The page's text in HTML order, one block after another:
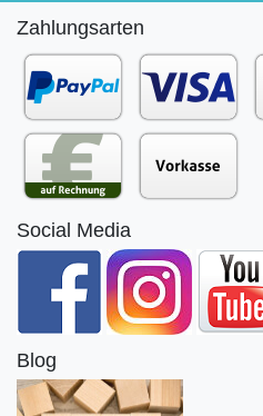
Zahlungsarten
Social Media
Blog